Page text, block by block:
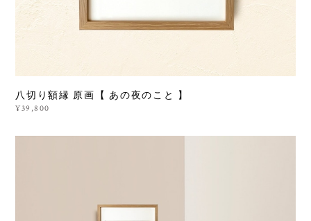
八切り額縁 原画【 あの夜のこと 】
¥39,800